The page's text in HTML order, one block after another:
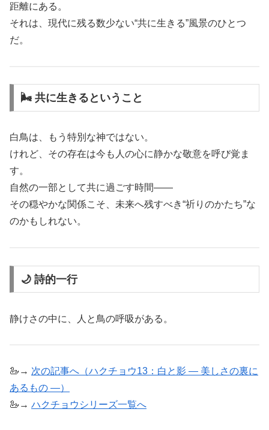
距離にある。
それは、現代に残る数少ない“共に生きる”風景のひとつ
だ。
🌬 共に生きるということ
白鳥は、もう特別な神ではない。
けれど、その存在は今も人の心に静かな敬意を呼び覚ま
す。
自然の一部として共に過ごす時間――
その穏やかな関係こそ、未来へ残すべき“祈りのかたち”な
のかもしれない。
🌙 詩的一行
静けさの中に、人と鳥の呼吸がある。
🦢→ 次の記事へ（ハクチョウ13：白と影 ― 美しさの裏に
あるもの ―）
🦢→ ハクチョウシリーズ一覧へ